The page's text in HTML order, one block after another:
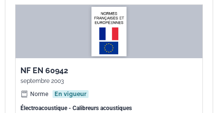
NF EN 60942
septembre 2003
Norme
En vigueur
Électroacoustique - Calibreurs acoustiques